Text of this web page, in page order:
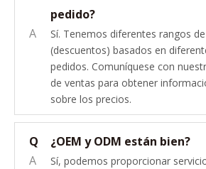
pedido?
A
Sí. Tenemos diferentes rangos
(descuentos) basados ​​en
pedidos. Comuníquese con
de ventas para obtener
sobre los precios.
Q
¿OEM y ODM están bien?
A
Sí, podemos proporcionar